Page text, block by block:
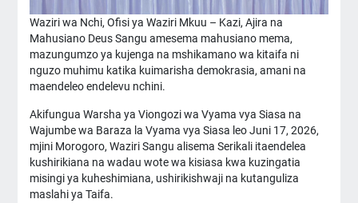
Waziri wa Nchi, Ofisi ya Waziri Mkuu – Kazi, Ajira na
Mahusiano Deus Sangu amesema mahusiano mema,
mazungumzo ya kujenga na mshikamano wa kitaifa ni
nguzo muhimu katika kuimarisha demokrasia, amani na
maendeleo endelevu nchini.
Akifungua Warsha ya Viongozi wa Vyama vya Siasa na
Wajumbe wa Baraza la Vyama vya Siasa leo Juni 17, 2026,
mjini Morogoro, Waziri Sangu alisema Serikali itaendelea
kushirikiana na wadau wote wa kisiasa kwa kuzingatia
misingi ya kuheshimiana, ushirikishwaji na kutanguliza
maslahi ya Taifa.